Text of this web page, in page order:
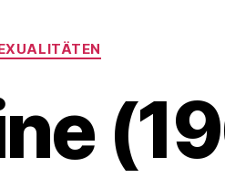
Kategorien